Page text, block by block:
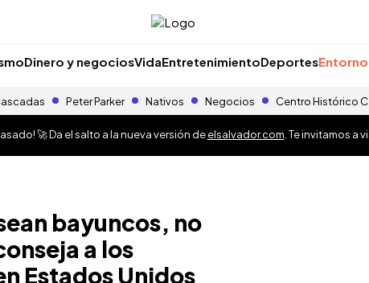
Dinero y negociosVidaEntretenimientoDeportesEntorno
Peter Parker Nativos Negocios Centro Histórico
🚀 Da el salto a la nueva versión deelsalvador.com . Te invitamos
bayuncos, no
a los
Estados Unidos